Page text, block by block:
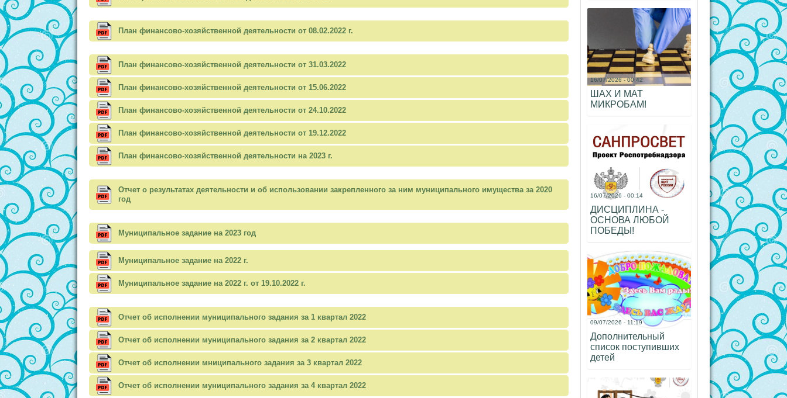
План финансово-хозяйственной деятельности от 08.02.2022 г.
План финансово-хозяйственной деятельности от 31.03.2022
План финансово-хозяйственной деятельности от 15.06.2022
План финансово-хозяйственной деятельности от 24.10.2022
План финансово-хозяйственной деятельности от 19.12.2022
План финансово-хозяйственной деятельности на 2023 г.
Отчет о результатах деятельности и об использовании закрепленного за ним муниципального имущества за 2020
год
Муниципальное задание на 2023 год
Муниципальное задание на 2022 г.
Муниципальное задание на 2022 г. от 19.10.2022 г.
Отчет об исполнении муниципального задания за 1 квартал 2022
Отчет об исполнении муниципального задания за 2 квартал 2022
Отчет об исполнении мниципального задания за 3 квартал 2022
Отчет об исполнении муниципального задания за 4 квартал 2022
16/07/2026 - 00:42
ШАХ И МАТ
МИКРОБАМ!
16/07/2026 - 00:14
ДИСЦИПЛИНА -
ОСНОВА ЛЮБОЙ
ПОБЕДЫ!
09/07/2026 - 11:19
Дополнительный
список поступивших
детей